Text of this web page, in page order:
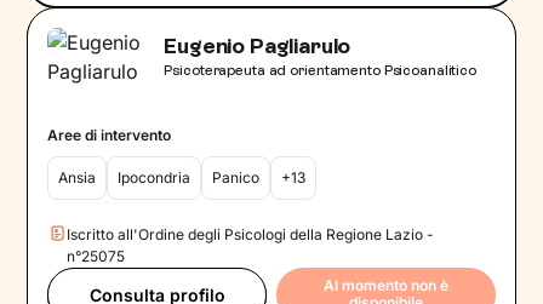
Eugenio Pagliarulo
Psicoterapeuta ad orientamento Psicoanalitico
Aree di intervento
Ansia Ipocondria Panico +13
Iscritto all'Ordine degli Psicologi della Regione Lazio -
n°25075
Consulta profilo
Al momento non è